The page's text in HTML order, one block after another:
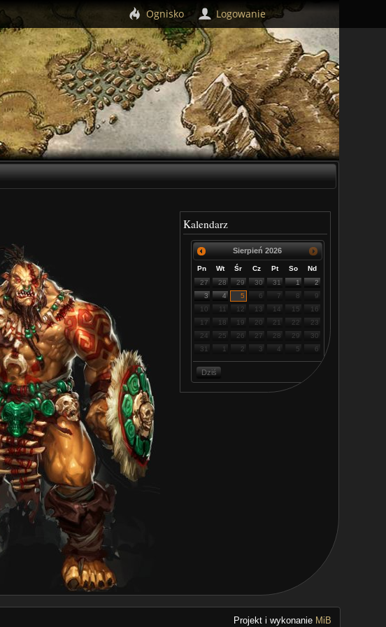
Kalendarz
Sierpień 2026
Pn Wt Śr Cz Pt So
Nd
27
28 29 30 31 1
2
3
4 5 6 7 8
9
10
11 12 13 14 15
16
17
18 19 20 21 22
23
24
25 26 27 28 29
30
31
1 2 3 4 5 6
Dziś
Projekt i wykonanie MiB
Ognisko Logowanie